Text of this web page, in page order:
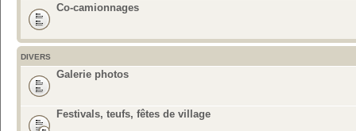
Co-camionnages
DIVERS
Galerie photos
Festivals, teufs, fêtes de village